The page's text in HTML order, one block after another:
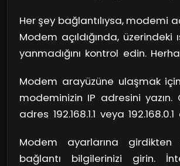
bağlantınızın sorunsuz
Her şey bağlantılıysa, modemi
Modem açıldığında, üzerindeki
yanmadığını kontrol edin.
Modem arayüzüne ulaşmak için
modeminizin IP adresini yazın.
adres 192.168.1.1 veya 192.168.0.1
aksi halde içeri giremezsiniz.
Modem ayarlarına girdikten
bağlantı bilgilerinizi girin.